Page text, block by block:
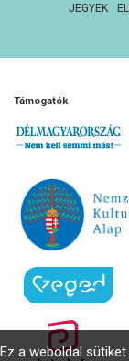
JEGYEK
Támogatók
Ez a weboldal